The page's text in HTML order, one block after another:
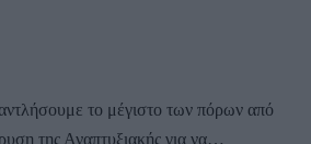
το μέγιστο των πόρων από
της Αναπτυξιακής για να…